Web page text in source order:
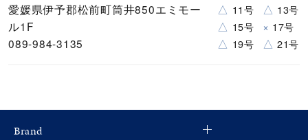
愛媛県伊予郡松前町筒井850エミモー
ル1F
089-984-3135
△ 11号 △ 13号
△ 15号 × 17号
△ 19号 △ 21号
Brand